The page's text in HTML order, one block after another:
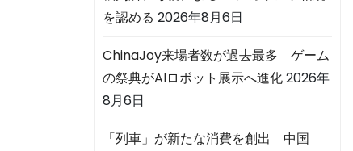
を認める 2026年8月6日
ChinaJoy来場者数が過去最多 ゲーム
の祭典がAIロボット展示へ進化2026年
8月6日
「列車」が新たな消費を創出 中国